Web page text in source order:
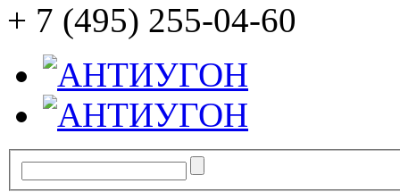
+ 7 (495) 255-04-60